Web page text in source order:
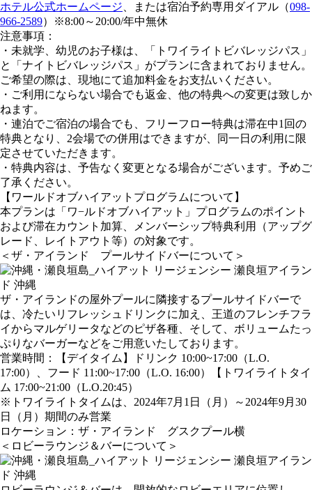
ホテル公式ホームページ 、または宿泊予約専用ダイアル（098-
966-2589）※8:00～20:00/年中無休
注意事項：
・未就学、幼児のお子様は、「トワイライトビバレッジパス」
と「ナイトビバレッジパス」がプランに含まれておりません。
ご希望の際は、現地にて追加料金をお支払いください。
・ご利用にならない場合でも返金、他の特典への変更は致しか
ねます。
・連泊でご宿泊の場合でも、フリーフロー特典は滞在中1回の
特典となり、2会場での併用はできますが、同一日の利用に限
定させていただきます。
・特典内容は、予告なく変更となる場合がございます。予めご
了承ください。
【ワールドオブハイアットプログラムについて】
本プランは「ワ−ルドオブハイアット」プログラムのポイント
および滞在カウント加算、メンバーシップ特典利用（アップグ
レード、レイトアウト等）の対象です。
＜ザ・アイランド プールサイドバーについて＞
ザ・アイランドの屋外プールに隣接するプールサイドバーで
は、冷たいリフレッシュドリンクに加え、王道のフレンチフラ
イからマルゲリータなどのピザ各種、そして、ボリュームたっ
ぷりなバーガーなどをご用意いたしております。
営業時間：【デイタイム】ドリンク 10:00~17:00（L.O.
17:00）、フード 11:00~17:00（L.O. 16:00）【トワイライトタイ
ム 17:00~21:00（L.O.20:45）
※トワイライトタイムは、2024年7月1日（月）～2024年9月30
日（月）期間のみ営業
ロケーション：ザ・アイランド グスクプール横
＜ロビーラウンジ＆バーについて＞